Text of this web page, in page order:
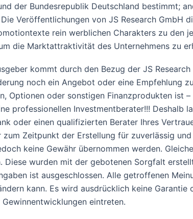
der Bundesrepublik Deutschland bestimmt;
Veröffentlichungen von JS Research GmbH
rein werblichen Charakters zu den
die Marktattraktivität des Unternehmens zu
kommt durch den Bezug der JS
noch ein Angebot oder eine Empfehlung
Optionen oder sonstigen Finanzprodukten ist
professionellen Investmentberater!!! Deshalb
oder einen qualifizierten Berater Ihres
Zeitpunkt der Erstellung für zuverlässig
keine Gewähr übernommen werden.
Diese wurden mit der gebotenen Sorgfalt
ist ausgeschlossen. Alle getroffenen
kann. Es wird ausdrücklich keine
eintreten.